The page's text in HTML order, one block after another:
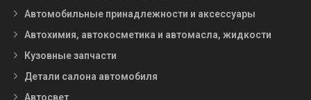
Автомобильные принадлежности и аксессуары
Автохимия, автокосметика и автомасла, жидкости
Кузовные запчасти
Детали салона автомобиля
Автосвет